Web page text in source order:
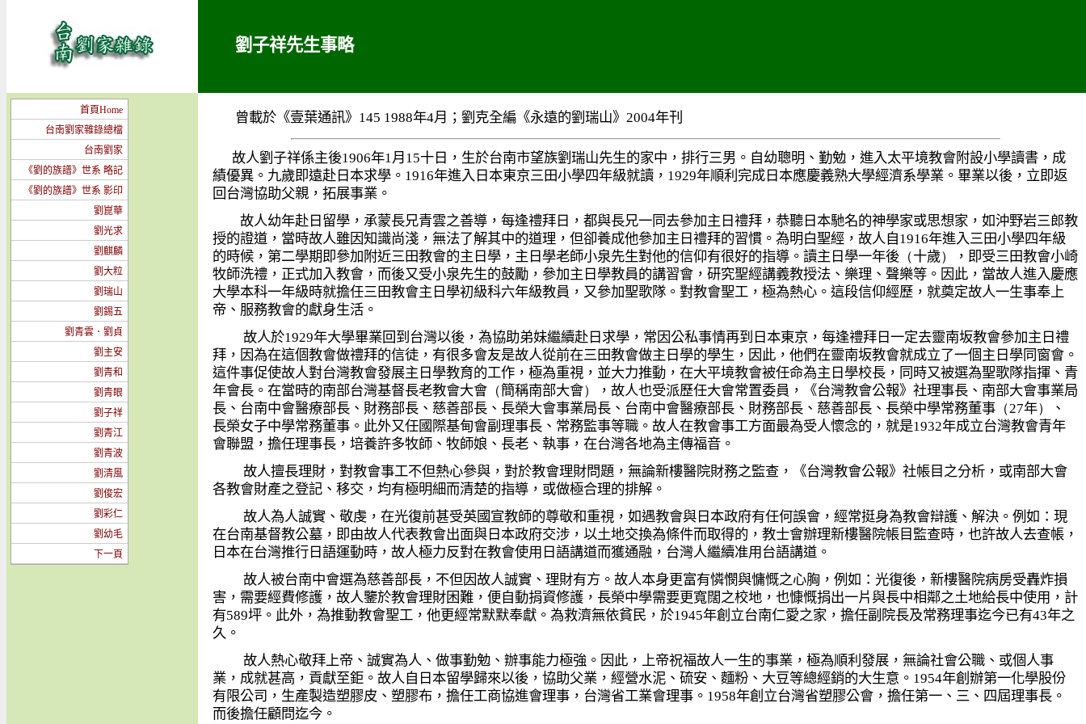
劉子祥先生事略
首頁Home
台南劉家雜錄總檔
台南劉家
《劉的族譜》世系 略記
《劉的族譜》世系 影印
劉崑華
劉光求
劉麒麟
劉大粒
劉瑞山
劉錫五
劉青雲．劉貞
劉主安
劉青和
劉青眼
劉子祥
劉青江
劉青波
劉清風
劉俊宏
劉彩仁
劉幼毛
下一頁
曾載於《壹葉通訊》 145 1988年4月；劉克全編《永遠的劉瑞山》 2004年刊
故人劉子祥係主後1906年1月 15十日，生於台南市望族劉瑞山先生的家中，排行三男。自幼聰明、勤勉，進入太平境教會附設小學讀書，成
績優異。九歲即遠赴日本求學。 1916年進入日本東京三田小學四年級就讀， 1929年順利完成日本應慶義熟大學經濟系學業。畢業以後，立即返
回台灣協助父親，拓展事業。
故人幼年赴日留學，承蒙長兄青雲之善導，每逢禮拜日，都與長兄一同去參加主日禮拜，恭聽日本馳名的神學家或思想家，如沖野岩三郎教
授的證道，當時故人雖因知識尚淺，無法了解其中的道理，但卻養成他參加主日禮拜的習慣。為明白聖經，故人自1916年進入三田小學四年級
的時候，第二學期即參加附近三田教會的主日學，主日學老師小泉先生對他的信仰有很好的指導。讀主日學一年後 （十歲）
，即受三田教會小崎
牧師洗禮，正式加入教會，而後又受小泉先生的鼓勵，參加主日學教員的講習會，研究聖經講義教授法、樂理、聲樂等。因此，當故人進入慶應
大學本科一年級時就擔任三田教會主日學初級科六年級教員，又參加聖歌隊。對教會聖工，極為熱心。這段信仰經歷，就奠定故人一生事奉上
帝、服務教會的獻身生活。
故人於1929年大學畢業回到台灣以後，為協助弟妹繼續赴日求學，常因公私事情再到日本東京，每逢禮拜日一定去靈南坂教會參加主日禮
拜，因為在這個教會做禮拜的信徒，有很多會友是故人從前在三田教會做主日學的學生，因此，他們在靈南坂教會就成立了一個主日學同窗會。
這件事促使故人對台灣教會發展主日學教育的工作，極為重視，並大力推動，在大平境教會被任命為主日學校長，同時又被選為聖歌隊指揮、青
年會長。在當時的南部台灣基督長老教會大會 （簡稱南部大會）
，故人也受派歷任大會常置委員，《台灣教會公報》社理事長、南部大會事業局
長、台南中會醫療部長、財務部長、慈善部長、長榮大會事業局長、台南中會醫療部長、財務部長、慈善部長、長榮中學常務董事 （27年）
、
長榮女子中學常務董事。此外又任國際基甸會副理事長、常務監事等職。故人在教會事工方面最為受人懷念的，就是1932年成立台灣教會青年
會聯盟，擔任理事長，培養許多牧師、牧師娘、長老、執事，在台灣各地為主傳福音。
故人擅長理財，對教會事工不但熱心參與，對於教會理財問題，無論新樓醫院財務之監查，《台灣教會公報》社帳目之分析，或南部大會
各教會財產之登記、移交，均有極明細而清楚的指導，或做極合理的排解。
故人為人誠實、敬虔，在光復前甚受英國宣教師的尊敬和重視，如遇教會與日本政府有任何誤會，經常挺身為教會辯護、解決。例如：現
在台南基督教公墓，即由故人代表教會出面與日本政府交涉，以土地交換為條件而取得的，教士會辦理新樓醫院帳目監查時，也許故人去查帳，
日本在台灣推行日語運動時，故人極力反對在教會使用日語講道而獲通融，台灣人繼續准用台語講道。
故人被台南中會選為慈善部長，不但因故人誠實、理財有方。故人本身更富有憐憫與慵慨之心胸，例如：光復後，新樓醫院病房受轟炸損
害，需要經費修護，故人鑒於教會理財困難，便自動捐資修護，長榮中學需要更寬闊之校地，也慷慨捐出一片與長中相鄰之土地給長中使用，計
有589坪。此外，為推動教會聖工，他更經常默默奉獻。為救濟無依貧民，於1945年創立台南仁愛之家，擔任副院長及常務理事迄今已有43年之
久。
故人熱心敬拜上帝、誠實為人、做事勤勉、辦事能力極強。因此，上帝祝福故人一生的事業，極為順利發展，無論社會公職、或個人事
業，成就甚高，貢獻至鉅。故人自日本留學歸來以後，協助父業，經營水泥、硫安、麵粉、大豆等總經銷的大生意。 1954年創辦第一化學股份
有限公司，生產製造塑膠皮、塑膠布，擔任工商協進會理事，台灣省工業會理事。 1958年創立台灣省塑膠公會，擔任第一、三、四屆理事長。
而後擔任顧問迄今。